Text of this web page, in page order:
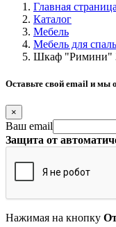
Главная страница
Каталог
Мебель
Мебель для
Шкаф "Римини"
Оставьте свой email и мы
×
Ваш email
Защита от
Нажимая на кнопку